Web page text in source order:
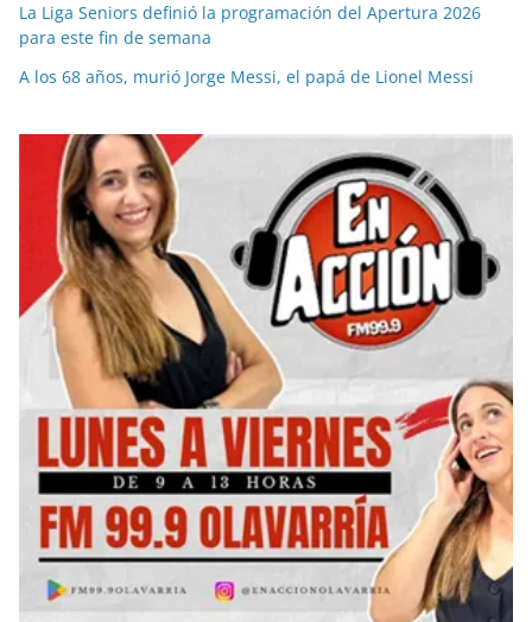
La Liga Seniors definió la programación del Apertura 2026
para este fin de semana
A los 68 años, murió Jorge Messi, el papá de Lionel Messi